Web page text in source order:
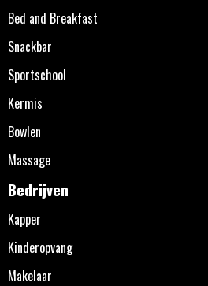
Bed and Breakfast
Snackbar
Sportschool
Kermis
Bowlen
Massage
Bedrijven
Kapper
Kinderopvang
Makelaar